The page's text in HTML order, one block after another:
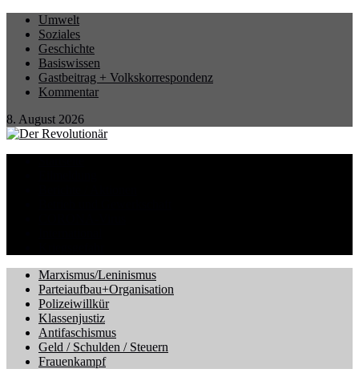
Umwelt
Soziales
Geschichte
Basiswissen
Gastbeitrag + Volkskorrespondenz
Kommentar
8. August 2026
Marxismus/Leninismus
Parteiaufbau+Organisation
Polizeiwillkür
Klassenjustiz
Antifaschismus
Geld / Schulden / Steuern
Frauenkampf